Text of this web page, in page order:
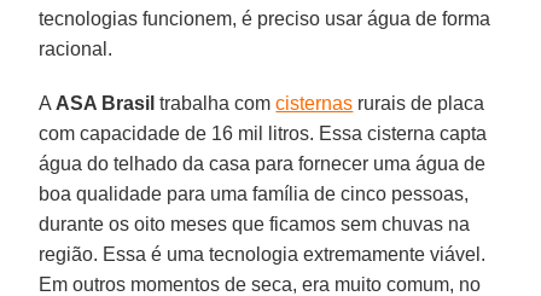
tecnologias funcionem, é preciso usar água de forma
racional.
A ASA Brasil trabalha comcisternas rurais de placa
com capacidade de 16 mil litros. Essa cisterna capta
água do telhado da casa para fornecer uma água de
boa qualidade para uma família de cinco pessoas,
durante os oito meses que ficamos sem chuvas na
região. Essa é uma tecnologia extremamente viável.
Em outros momentos de seca, era muito comum, no